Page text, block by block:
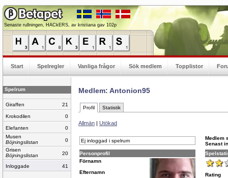
Senaste rullningen, HACkERS, av kristiana gav 102p
Start Spelregler Vanliga frågor Sök medlem Topplistor
Spelrum
Giraffen 21
Krokodilen 0
Elefanten
0
Musen
Böjningslistan
0
Grisen
Böjningslistan
20
Inloggade 41
Medlem: Antonion95
Profil Statistik
Allmän | Utökad
Ej inloggad i spelrum
Personprofil
Förnamn
Efternamn
Medlem
Senast
Rating